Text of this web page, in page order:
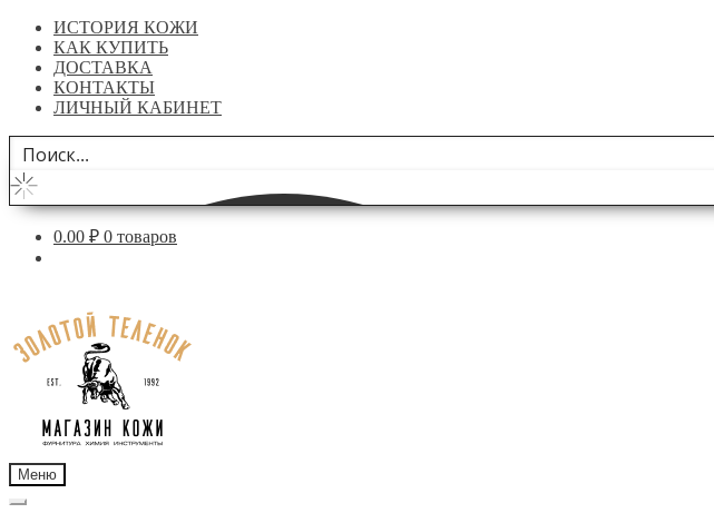
ИСТОРИЯ КОЖИ
КАК КУПИТЬ
ДОСТАВКА
КОНТАКТЫ
ЛИЧНЫЙ КАБИНЕТ
0.00 ₽ 0 товаров
навигации
содержимому
Меню